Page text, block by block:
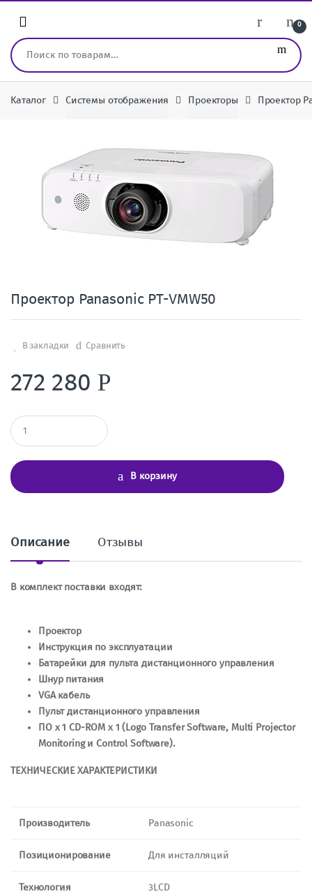
0
Искать:
Каталог Системы отображения Проекторы Проектор
Проектор Panasonic PT-VMW50
В закладки Сравнить
272 280 Р
К
о
ч
е
В корзину
Описание Отзывы
В комплект поставки входят:
Проектор
Инструкция по эксплуатации
Батарейки для пульта дистанционного управления
Шнур питания
VGA кабель
Пульт дистанционного управления
ПО x 1 CD-ROM х 1 (Logo Transfer Software, Multi Projector
Monitoring и Control Software).
ТЕХНИЧЕСКИЕ ХАРАКТЕРИСТИКИ
Производитель Panasonic
Позиционирование Для инсталляций
Технология 3LCD